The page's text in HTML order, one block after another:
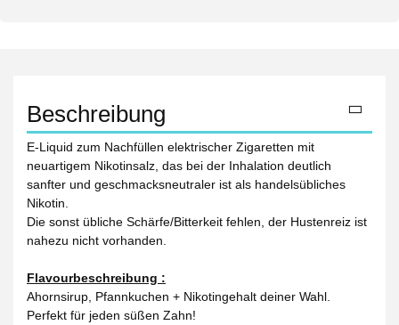
Beschreibung
E-Liquid zum Nachfüllen elektrischer Zigaretten mit
neuartigem Nikotinsalz, das bei der Inhalation deutlich
sanfter und geschmacksneutraler ist als handelsübliches
Nikotin.
Die sonst übliche Schärfe/Bitterkeit fehlen, der Hustenreiz ist
nahezu nicht vorhanden.
Flavourbeschreibung :
Ahornsirup, Pfannkuchen + Nikotingehalt deiner Wahl.
Perfekt für jeden süßen Zahn!